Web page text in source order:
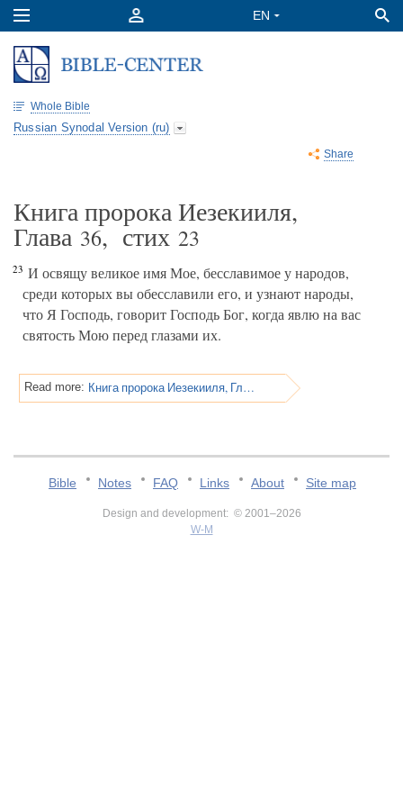
Whole Bible
Russian Synodal Version (ru)
Share
Книга пророка Иезекииля,
Глава 36, стих 23
23 И освящу великое имя Мое, бесславимое у народов,
среди которых вы обесславили его, и узнают народы,
что Я Господь, говорит Господь Бог, когда явлю на вас
святость Мою перед глазами их.
Read more: Книга пророка Иезекииля, Глава 36
Bible Notes FAQ Links About Site map
Design and development: © 2001–2026
W-M